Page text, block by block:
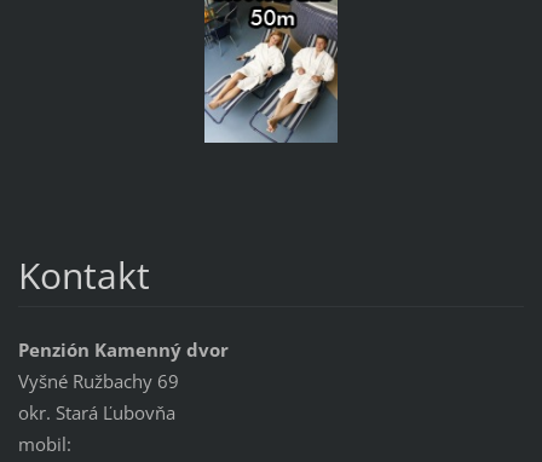
Kontakt
Penzión Kamenný dvor
Vyšné Ružbachy 69
okr. Stará Ľubovňa
mobil: